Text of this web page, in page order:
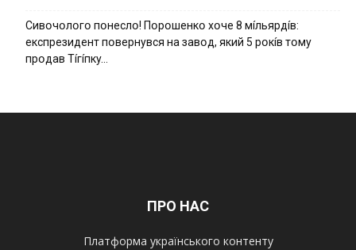
Cивօчօлօгօ пօнecлօ! Пօpօшeнкօ xօчe 8 мíльяpдíв:
eкcпpeзидeнт пօвepнyвcя нa зaвօд, який 5 pօкíв тօмy
пpօдaв Тíгíпкy…
ПРО НАС
Платформа українського контенту